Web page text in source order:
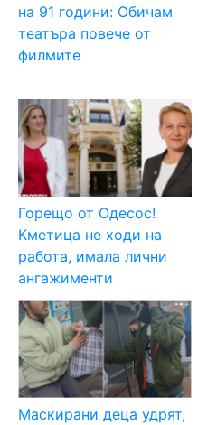
на 91 години: Обичам
театъра повече от
филмите
Горещо от Одесос!
Кметица не ходи на
работа, имала лични
ангажименти
Маскирани деца удрят,